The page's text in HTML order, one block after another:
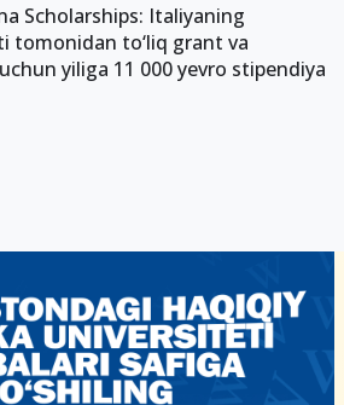
Scholarships: Italiyaning
tomonidan to‘liq grant va
yiliga 11 000 yevro stipendiya